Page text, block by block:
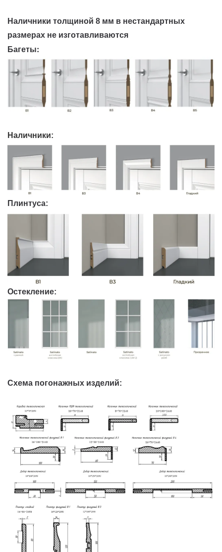
Наличники толщиной 8 мм в нестандартных
размерах не изготавливаются
Багеты:
Наличники:
Плинтуса:
Остекление:
Схема погонажных изделий: